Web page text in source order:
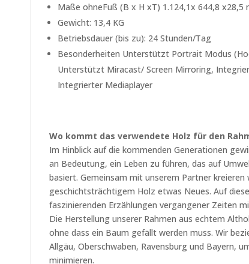
Maße ohneFuß (B x H xT) 1.124,1x 644,8 x28,5
Gewicht: 13,4 KG
Betriebsdauer (bis zu): 24 Stunden/Tag
Besonderheiten Unterstützt Portrait Modus
Unterstützt Miracast/ Screen Mirroring,
Integrierter Mediaplayer
Wo kommt das verwendete Holz für den
Im Hinblick auf die kommenden Generationen
an Bedeutung, ein Leben zu führen, das auf
basiert. Gemeinsam mit unserem Partner kreieren
geschichtsträchtigem Holz etwas Neues. Auf
faszinierenden Erzählungen vergangener Zeiten
Die Herstellung unserer Rahmen aus echtem
ohne dass ein Baum gefällt werden muss. Wir
Allgäu, Oberschwaben, Ravensburg und Bayern,
minimieren.